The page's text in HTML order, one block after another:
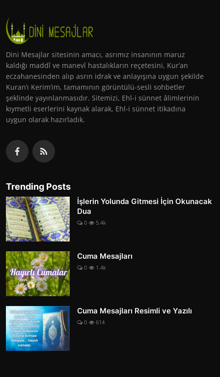
Dini Mesajlar sitesinin amacı, asrımız insanının maruz
kaldığı maddî ve manevî hastalıkların reçetesini, Kur’an
eczahanesinden alıp asrın idrak ve anlayışına uygun şekilde
Kuran’ı Kerim’im, tamamının görüntülü-sesli sohbetler
şeklinde yayınlanmasıdır. Sitemizi, Ehl-i sünnet âlimlerinin
kıymetli eserlerini kaynak alarak, Ehl-i sünnet itikadına
uygun olarak hazırladık.
Trending Posts
İşlerin Yolunda Gitmesi İçin Okunacak
Dua
0 5.4k
Cuma Mesajları
0 1.4k
Cuma Mesajları Resimli ve Yazılı
0 614